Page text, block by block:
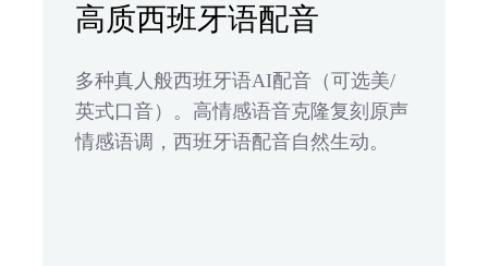
高质西班牙语配音
多种真人般西班牙语AI配音（可选美/
英式口音）。高情感语音克隆复刻原声
情感语调，西班牙语配音自然生动。